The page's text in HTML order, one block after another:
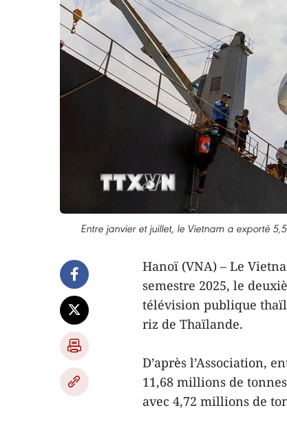
Entre janvier et juillet, le Vietnam a exporté
Hanoï (VNA) – Le
semestre 2025, le
télévision publique
riz de Thaïlande.
D’après l’Association,
11,68 millions de
avec 4,72 millions de